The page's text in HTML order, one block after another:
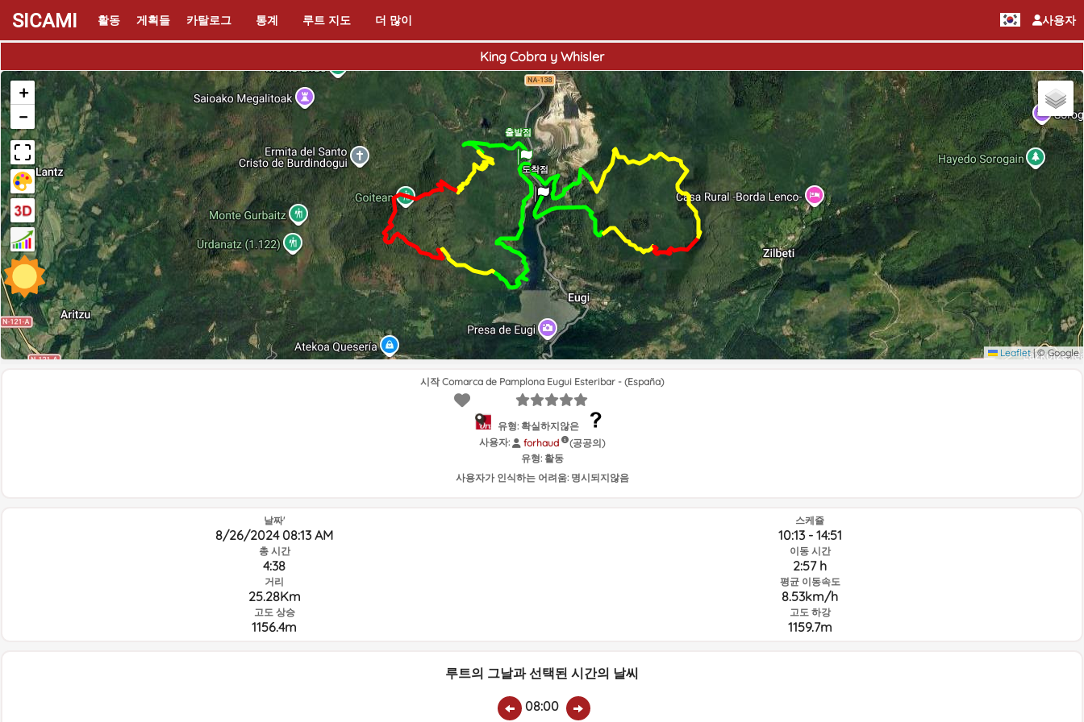
사용자
SICAMI 활동 게획들 카탈로그 통계 루트 지도 더 많이
King Cobra y Whisler
출발점
도착점
+
−
Leaflet |© Google
시작 Comarca de Pamplona Eugui Esteribar - (España)
유형: 확실하지않은
사용자:
forhaud
(공공의)
유형: 활동
사용자가 인식하는 어려움: 명시되지않음
날짜'
8/26/2024 08:13 AM
총 시간
4:38
거리
25.28Km
고도 상승
1156.4m
스케쥴
10:13 - 14:51
이동 시간
2:57 h
평균 이동속도
8.53km/h
고도 하강
1159.7m
루트의 그날과 선택된 시간의 날씨
08:00